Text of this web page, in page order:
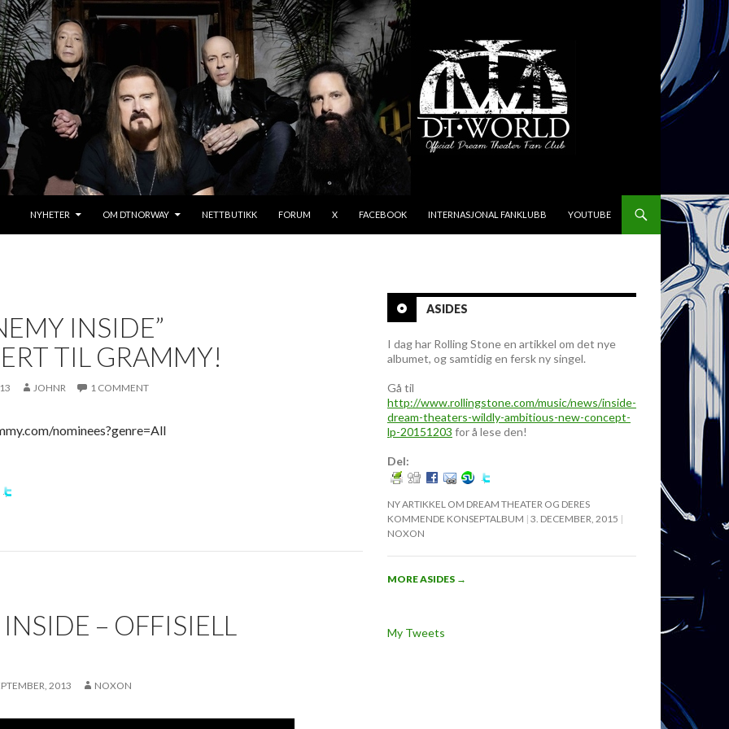
NYHETER
OM DTNORWAY NETTBUTIKK FORUM X FACEBOOK INTERNASJONAL FANKLUBB YOUTUBE
INSIDE”
TIL GRAMMY!
JOHNR 1 COMMENT
nominees?genre=All
– OFFISIELL
2013 NOXON
ASIDES
I dag har Rolling Stone en artikkel om det nye
albumet, og samtidig en fersk ny singel.
Gå til
http://www.rollingstone.com/music/news/inside-
dream-theaters-wildly-ambitious-new-concept-
lp-20151203 for å lese den!
Del:
NY ARTIKKEL OM DREAM THEATER OG DERES
KOMMENDE KONSEPTALBUM 3. DECEMBER, 2015
NOXON
MORE ASIDES →
My Tweets